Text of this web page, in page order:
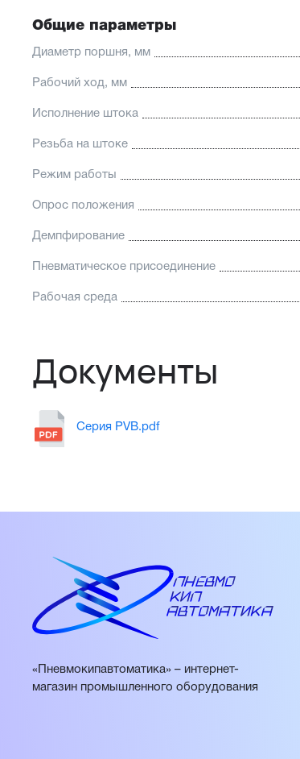
Общие параметры
Диаметр поршня, мм
Рабочий ход, мм
Исполнение штока
Резьба на штоке
Режим работы
Опрос положения
Демпфирование
Пневматическое присоединение
Рабочая среда
Документы
Серия PVB.pdf
«Пневмокипавтоматика» – интернет-
магазин промышленного оборудования